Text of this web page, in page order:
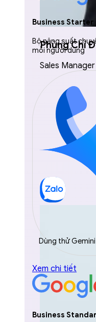
Phùng Chí
Sales
Business Starter
Bộ năng suất
mỗi người dùng
Dùng thử
Xem chi tiết
Business